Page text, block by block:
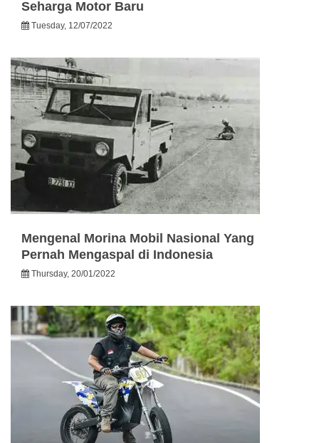
Seharga Motor Baru
Tuesday, 12/07/2022
Mengenal Morina Mobil Nasional Yang
Pernah Mengaspal di Indonesia
Thursday, 20/01/2022